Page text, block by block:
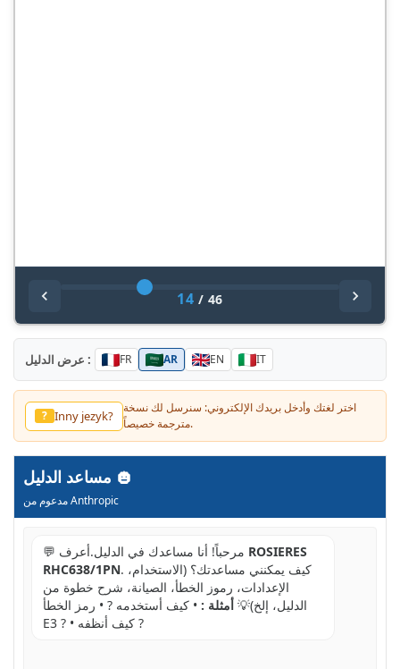
14 / 46
عرض الدليل : FR AR EN IT
? Inny jezyk?
اختر لغتك وأدخل بريدك الإلكتروني: سنرسل لك نسخة
مترجمة خصيصاً.
مدعوم من Anthropic
💬 مرحباً! أنا مساعدك في الدليل.أعرف ROSIERES
RHC638/1PN. كيف يمكنني مساعدتك؟ (الاستخدام،
الإعدادات، رموز الخطأ، الصيانة، شرح خطوة من
الدليل، إلخ)💡 أمثلة : • كيف أستخدمه ? • رمز الخطأ
E3 ? • كيف أنظفه ?